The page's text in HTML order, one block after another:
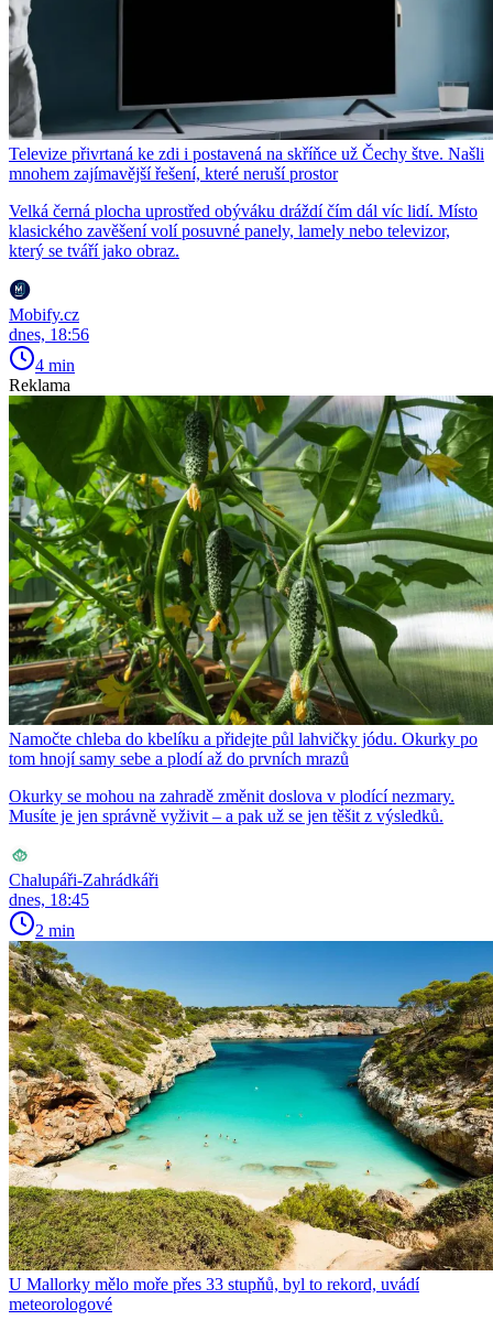
Televize přivrtaná ke zdi i postavená na skříňce už Čechy štve. Našli
mnohem zajímavější řešení, které neruší prostor
Velká černá plocha uprostřed obýváku dráždí čím dál víc lidí. Místo
klasického zavěšení volí posuvné panely, lamely nebo televizor,
který se tváří jako obraz.
Mobify.cz
dnes, 18:56
4 min
Reklama
Namočte chleba do kbelíku a přidejte půl lahvičky jódu. Okurky po
tom hnojí samy sebe a plodí až do prvních mrazů
Okurky se mohou na zahradě změnit doslova v plodící nezmary.
Musíte je jen správně vyživit – a pak už se jen těšit z výsledků.
Chalupáři-Zahrádkáři
dnes, 18:45
2 min
U Mallorky mělo moře přes 33 stupňů, byl to rekord, uvádí
meteorologové